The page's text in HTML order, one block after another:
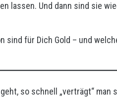
lassen. Und dann sind sie
sind für Dich Gold – und
so schnell „verträgt“ man